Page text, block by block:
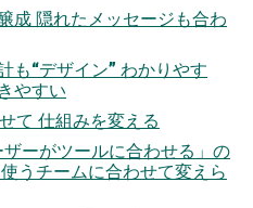
成 隠れたメッセージも合わ
も“デザイン” わかりやす
やすい
て 仕組みを変える
ーがツールに合わせる」の
うチームに合わせて変えら